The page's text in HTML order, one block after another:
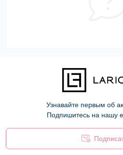
Узнавайте первым об
Подпишитесь на нашу